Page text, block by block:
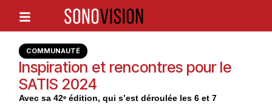
COMMUNAUTÉ
Inspiration et rencontres pour le
SATIS 2024
Avec sa 42ᵉ édition, qui s’est déroulée les 6 et 7